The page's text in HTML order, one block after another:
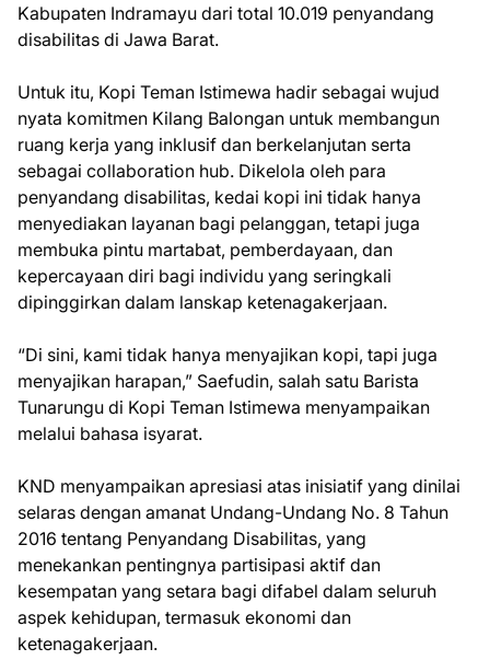
Kabupaten Indramayu dari total 10.019 penyandang
disabilitas di Jawa Barat.
Untuk itu, Kopi Teman Istimewa hadir sebagai wujud
nyata komitmen Kilang Balongan untuk membangun
ruang kerja yang inklusif dan berkelanjutan serta
sebagai collaboration hub. Dikelola oleh para
penyandang disabilitas, kedai kopi ini tidak hanya
menyediakan layanan bagi pelanggan, tetapi juga
membuka pintu martabat, pemberdayaan, dan
kepercayaan diri bagi individu yang seringkali
dipinggirkan dalam lanskap ketenagakerjaan.
“Di sini, kami tidak hanya menyajikan kopi, tapi juga
menyajikan harapan,” Saefudin, salah satu Barista
Tunarungu di Kopi Teman Istimewa menyampaikan
melalui bahasa isyarat.
KND menyampaikan apresiasi atas inisiatif yang dinilai
selaras dengan amanat Undang-Undang No. 8 Tahun
2016 tentang Penyandang Disabilitas, yang
menekankan pentingnya partisipasi aktif dan
kesempatan yang setara bagi difabel dalam seluruh
aspek kehidupan, termasuk ekonomi dan
ketenagakerjaan.